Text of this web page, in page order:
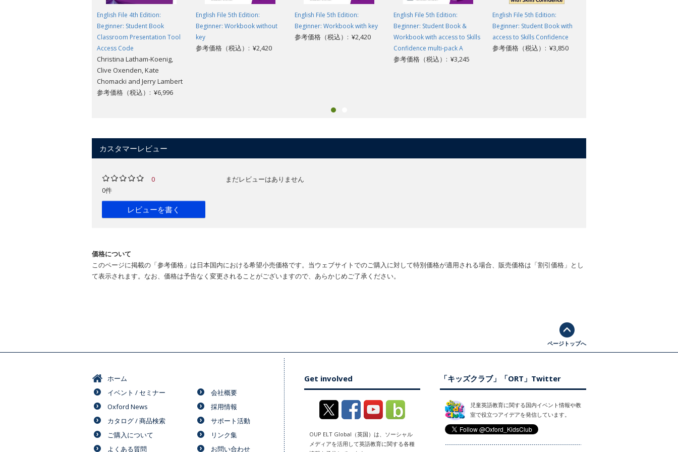
English File 4th Edition:
Beginner: Student Book
Classroom Presentation Tool
Access Code
Christina Latham-Koenig,
Clive Oxenden, Kate
Chomacki and Jerry Lambert
参考価格（税込）: ¥6,996
English File 5th Edition:
Beginner: Workbook without
key
参考価格（税込）: ¥2,420
English File 5th Edition:
Beginner: Workbook with key
参考価格（税込）: ¥2,420
English File 5th Edition:
Beginner: Student Book &
Workbook with access to Skills
Confidence multi-pack A
参考価格（税込）: ¥3,245
English File 5th Edition:
Beginner: Student Book with
access to Skills Confidence
参考価格（税込）: ¥3,850
カスタマーレビュー
0
0件
レビューを書く
まだレビューはありません
価格について
このページに掲載の「参考価格」は日本国内における希望小売価格です。当ウェブサイトでのご購入に対して特別価格が適用される場合、販売価格は「割引価格」とし
て表示されます。なお、価格は予告なく変更されることがございますので、あらかじめご了承ください。
ページトップへ
ホーム
イベント / セミナー
Oxford News
カタログ / 商品検索
ご購入について
よくある質問
会社概要
採用情報
サポート活動
リンク集
お問い合わせ
Get involved
OUP ELT Global（英国）は、ソーシャル
メディアを活用して英語教育に関する各種
「キッズクラブ」「ORT」Twitter
児童英語教育に関する国内イベント情報や教
室で役立つアイデアを発信しています。